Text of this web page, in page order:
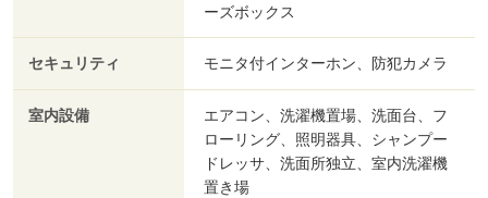
ーズボックス
セキュリティ モニタ付インターホン、防犯カメラ
室内設備
エアコン、洗濯機置場、洗面台、フ
ローリング、照明器具、シャンプー
ドレッサ、洗面所独立、室内洗濯機
置き場